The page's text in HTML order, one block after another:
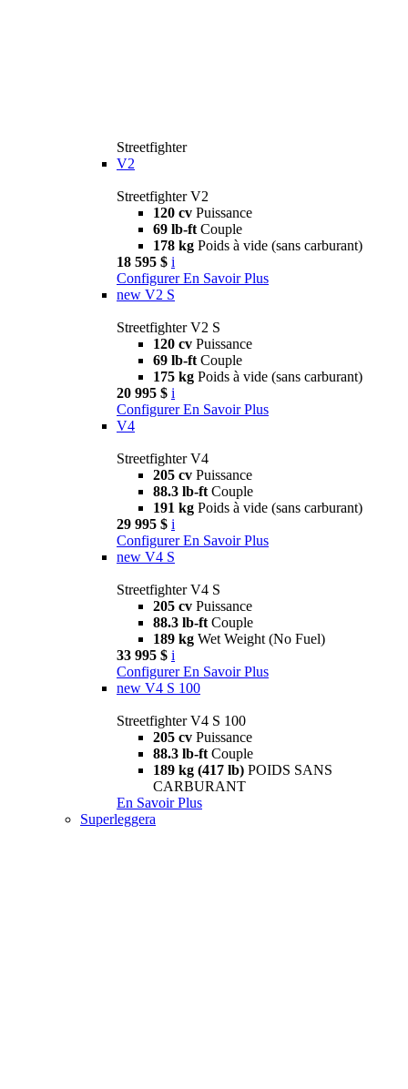
Streetfighter
V2
Streetfighter V2
120 cv Puissance
69 lb-ft Couple
178 kg Poids à vide (sans carburant)
18 595 $ i
Configurer En Savoir Plus
new V2 S
Streetfighter V2 S
120 cv Puissance
69 lb-ft Couple
175 kg Poids à vide (sans carburant)
20 995 $ i
Configurer En Savoir Plus
V4
Streetfighter V4
205 cv Puissance
88.3 lb-ft Couple
191 kg Poids à vide (sans carburant)
29 995 $ i
Configurer En Savoir Plus
new V4 S
Streetfighter V4 S
205 cv Puissance
88.3 lb-ft Couple
189 kg Wet Weight (No Fuel)
33 995 $ i
Configurer En Savoir Plus
new V4 S 100
Streetfighter V4 S 100
205 cv Puissance
88.3 lb-ft Couple
189 kg (417 lb) POIDS SANS
CARBURANT
En Savoir Plus
Superleggera